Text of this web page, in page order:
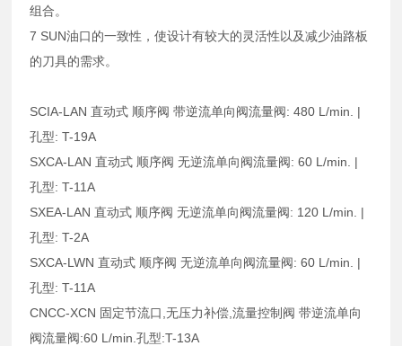
组合。
7 SUN油口的一致性，使设计有较大的灵活性以及减少油路板
的刀具的需求。
SCIA-LAN 直动式 顺序阀 带逆流单向阀流量阀: 480 L/min. |
孔型: T-19A
SXCA-LAN 直动式 顺序阀 无逆流单向阀流量阀: 60 L/min. |
孔型: T-11A
SXEA-LAN 直动式 顺序阀 无逆流单向阀流量阀: 120 L/min. |
孔型: T-2A
SXCA-LWN 直动式 顺序阀 无逆流单向阀流量阀: 60 L/min. |
孔型: T-11A
CNCC-XCN 固定节流口,无压力补偿,流量控制阀 带逆流单向
阀流量阀:60 L/min.孔型:T-13A